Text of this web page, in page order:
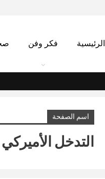
الرئيسية فكر وفن
اسم الصفحة
التدخل الأميركي